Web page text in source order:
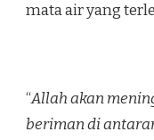
mata air yang
“Allah akan
beriman di